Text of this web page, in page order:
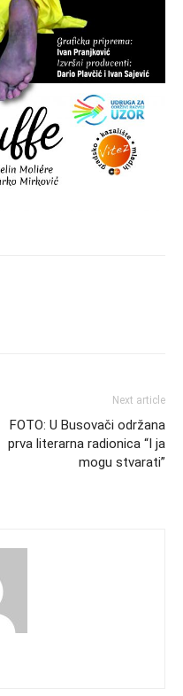
Next article
FOTO: U Busovači održana
prva literarna radionica “I ja
mogu stvarati”